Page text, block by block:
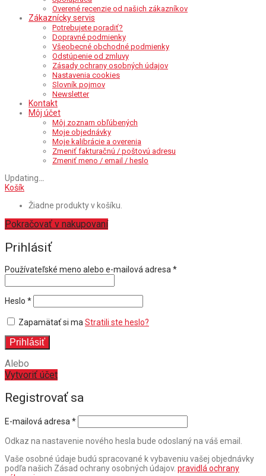
Overené recenzie od našich zákazníkov
Zákaznícky servis
Potrebujete poradiť?
Dopravné podmienky
Všeobecné obchodné podmienky
Odstúpenie od zmluvy
Zásady ochrany osobných údajov
Nastavenia cookies
Slovník pojmov
Newsletter
Kontakt
Môj účet
Môj zoznam obľúbených
Moje objednávky
Moje kalibrácie a overenia
Zmeniť fakturačnú / poštovú adresu
Zmeniť meno / email / heslo
Updating…
Košík
Žiadne produkty v košíku.
Pokračovať v nakupovaní
Prihlásiť
Používateľské meno alebo e-mailová adresa *Povinné
Heslo *Povinné
Zapamätať si ma Stratili ste heslo?
Prihlásiť
Alebo
Vytvoriť účet
Registrovať sa
E-mailová adresa *
Odkaz na nastavenie nového hesla bude odoslaný na váš email.
Vaše osobné údaje budú spracované k vybaveniu vašej objednávky
podľa našich Zásad ochrany osobných údajov. pravidlá ochrany